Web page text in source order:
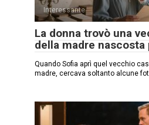
Interessante
La donna trovò una
della madre nascosta
Quando Sofia aprì quel vecchio
madre, cercava soltanto alcune